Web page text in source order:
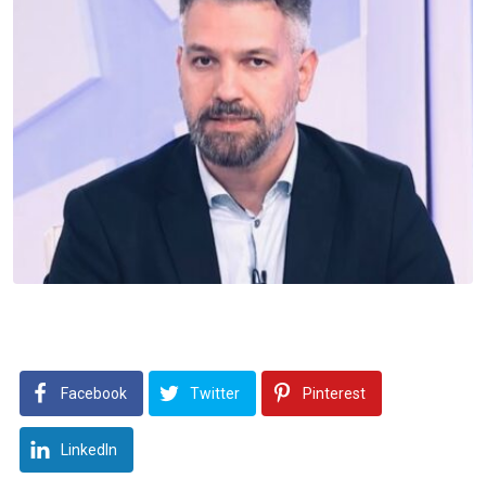
Facebook Twitter Pinterest
LinkedIn